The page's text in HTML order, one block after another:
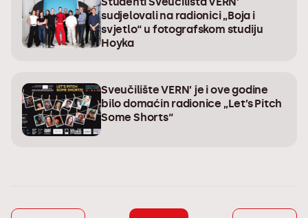
sudjelovali na radionici „Boja i
svjetlo“ u fotografskom studiju
Hoyka
Sveučilište VERN’ je i ove godine
bilo domaćin radionice „Let’s Pitch
Some Shorts“